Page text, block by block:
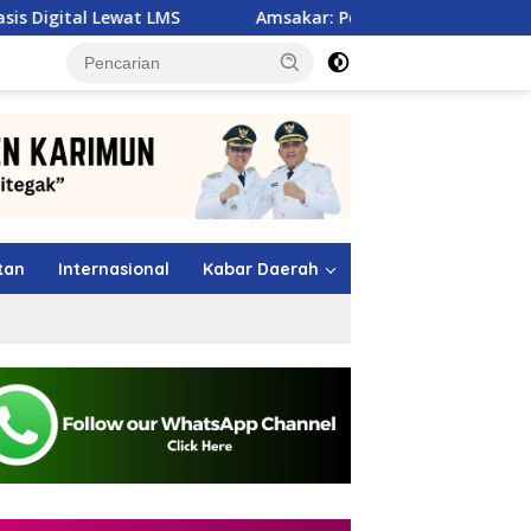
Amsakar: Penataan Ruang Laut Bukan
Internasional Kabar Daerah